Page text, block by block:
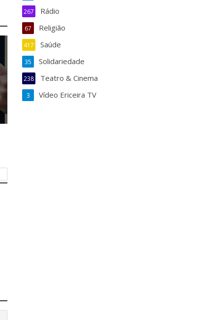
Rádio
267
Religião
67
Saúde
417
Solidariedade
35
Teatro & Cinema
238
Vídeo Ericeira TV
3